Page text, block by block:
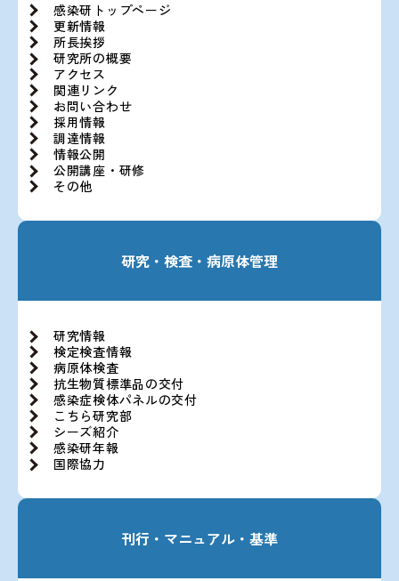
感染研トップページ
更新情報
所長挨拶
研究所の概要
アクセス
関連リンク
お問い合わせ
採用情報
調達情報
情報公開
公開講座・研修
その他
研究・検査・病原体管理
研究情報
検定検査情報
病原体検査
抗生物質標準品の交付
感染症検体パネルの交付
こちら研究部
シーズ紹介
感染研年報
国際協力
刊行・マニュアル・基準